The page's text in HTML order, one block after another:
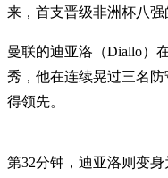
来，首支晋级非洲杯八强
曼联的迪亚洛（Diallo）
秀，他在连续晃过三名
得领先。
第32分钟，迪亚洛则变